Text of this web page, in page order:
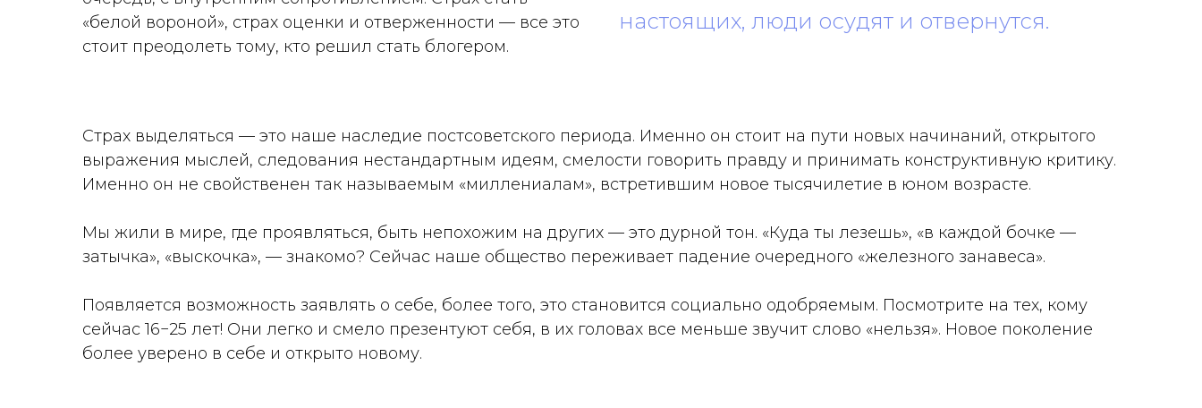
«белой вороной», страх оценки и отверженности — все это
стоит преодолеть тому, кто решил стать блогером.
настоящих, люди осудят и отвернутся.
Страх выделяться — это наше наследие постсоветского периода. Именно он стоит на пути новых начинаний, открытого
выражения мыслей, следования нестандартным идеям, смелости говорить правду и принимать конструктивную критику.
Именно он не свойственен так называемым «миллениалам», встретившим новое тысячилетие в юном возрасте.
Мы жили в мире, где проявляться, быть непохожим на других — это дурной тон. «Куда ты лезешь», «в каждой бочке —
затычка», «выскочка», — знакомо? Сейчас наше общество переживает падение очередного «железного занавеса».
Появляется возможность заявлять о себе, более того, это становится социально одобряемым. Посмотрите на тех, кому
сейчас 16−25 лет! Они легко и смело презентуют себя, в их головах все меньше звучит слово «нельзя». Новое поколение
более уверено в себе и открыто новому.